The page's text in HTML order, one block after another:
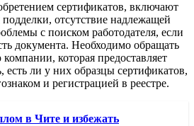
сертификатов, включают
отсутствие надлежащей
с поиском работодателя, если
документа. Необходимо обращать
которая предоставляет
есть ли у них образцы сертификатов,
и регистрацией в реестре.
в Чите и избежать